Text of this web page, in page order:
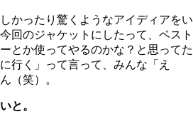
ったり驚くようなアイディアをい
回のジャケットにしたって、ベスト
とか使ってやるのかな？と思ってた
行く」って言って、みんな「え
（笑）。
と。